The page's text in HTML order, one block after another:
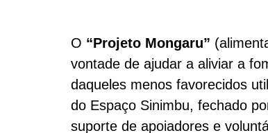
O “Projeto Mongaru”
vontade de ajudar a aliviar a
daqueles menos favorecidos
do Espaço Sinimbu, fechado
suporte de apoiadores e